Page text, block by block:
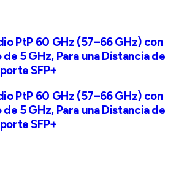
PtP 60 GHz (57–66 GHz) con
5 GHz, Para una Distancia de
SFP+
PtP 60 GHz (57–66 GHz) con
5 GHz, Para una Distancia de
SFP+